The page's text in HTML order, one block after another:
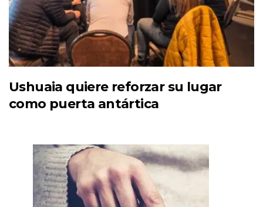
Ushuaia quiere reforzar su lugar
como puerta antártica